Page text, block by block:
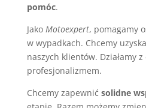
pomóc.
Jako Motoexpert, pomagamy
w wypadkach. Chcemy
naszych klientów. Działamy
profesjonalizmem.
Chcemy zapewnić solidne